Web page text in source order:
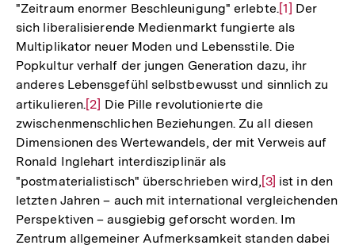
"Zeitraum enormer Beschleunigung" erlebte.Zur
Auflösung
der
Fußnote
[1] Der
sich liberalisierende Medienmarkt fungierte als
Multiplikator neuer Moden und Lebensstile. Die
Popkultur verhalf der jungen Generation dazu, ihr
anderes Lebensgefühl selbstbewusst und sinnlich zu
artikulieren.Zur
Auflösung
der
Fußnote
[2] Die Pille revolutionierte die
zwischenmenschlichen Beziehungen. Zu all diesen
Dimensionen des Wertewandels, der mit Verweis auf
Ronald Inglehart interdisziplinär als
"postmaterialistisch" überschrieben wird,Zur
Auflösung
der
Fußnote
[3] ist in den
letzten Jahren – auch mit international vergleichenden
Perspektiven – ausgiebig geforscht worden. Im
Zentrum allgemeiner Aufmerksamkeit standen dabei